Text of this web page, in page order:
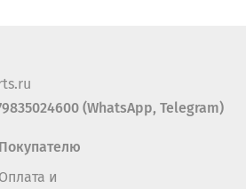
(WhatsApp, Telegram)
Покупателю
Оплата и